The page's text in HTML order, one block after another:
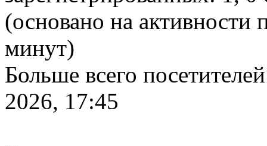
(основано на активности
минут)
Больше всего
2026, 17:45